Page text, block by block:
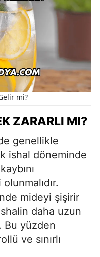
mi?
ZARARLI MI?
genellikle
ishal döneminde
mideyi şişirir
daha uzun
Bu yüzden
ve sınırlı